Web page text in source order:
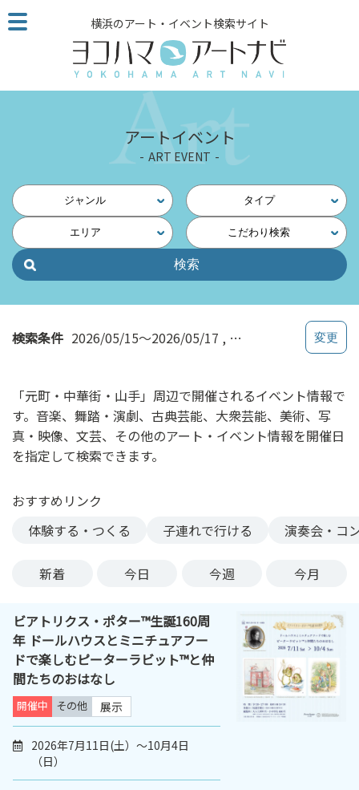
こ
の
ジ
読
他
ペ
の
横浜のアート・イベント検索サイト
アートイベント
ART EVENT
ジャンル タイプ
エリア こだわり検索
検索条件 2026/05/15～2026/05/17 元町・中華街・山手
「元町・中華街・山手」周辺で開催されるイベント情報で
す。音楽、舞踏・演劇、古典芸能、大衆芸能、美術、写
真・映像、文芸、その他のアート・イベント情報を開催日
を指定して検索できます。
おすすめリンク
体験する・つくる
子連れで行ける 演奏会・コ
新着 今日 今週 今月
ビアトリクス・ポター™生誕160周
年 ドールハウスとミニチュアフー
ドで楽しむピーターラビット™と仲
間たちのおはなし
開催中 その他 展示
2026年7月11日(土）～10月4日
（日）